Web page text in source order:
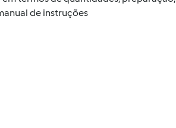
de instruções